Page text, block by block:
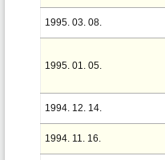
1995. 03. 08.
1995. 01. 05.
1994. 12. 14.
1994. 11. 16.